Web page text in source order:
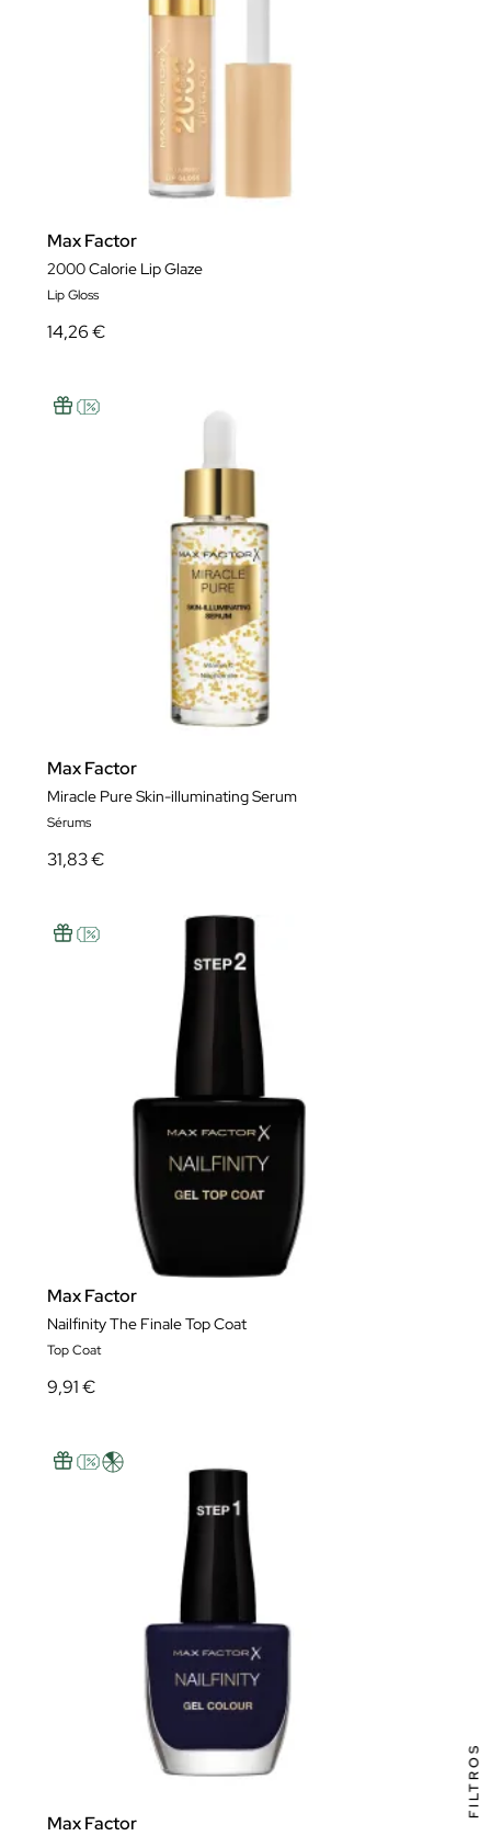
Max Factor
2000 Calorie Lip Glaze
Lip Gloss
14,26 €
Max Factor
Miracle Pure Skin-illuminating Serum
Sérums
31,83 €
Max Factor
Nailfinity The Finale Top Coat
Top Coat
9,91 €
Max Factor
FILTROS